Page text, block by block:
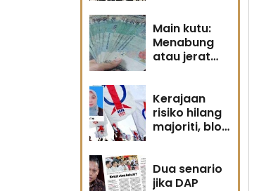
Main kutu:
Menabung
atau jerat
Kerajaan
risiko hilang
majoriti, blok
semula
Dua senario
jika DAP